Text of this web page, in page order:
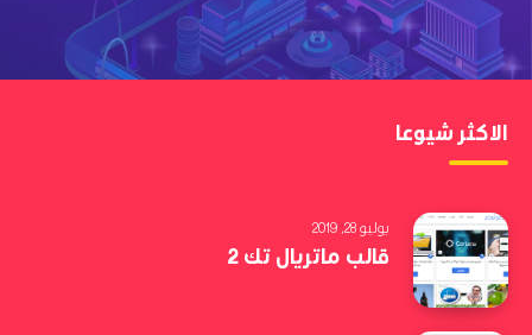
الاكثر شيوعا
يوليو 28, 2019
قالب ماتريال تك 2